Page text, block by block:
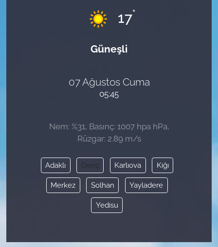
17°
Güneşli
07 Ağustos Cuma
05:45
Nem: %31, Basınç: 1007 hpa hPa,
Rüzgar: 2.89 m/s
Adaklı Genç Karlıova Kiğı
Merkez Solhan Yayladere
Yedisu